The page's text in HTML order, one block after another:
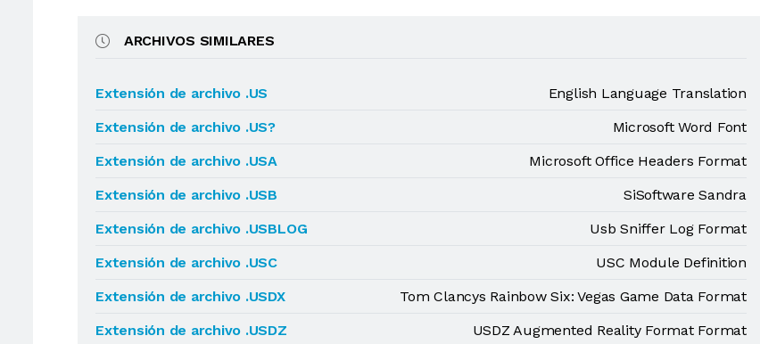
ARCHIVOS SIMILARES
Extensión de archivo .US
English Language Translation
Extensión de archivo .US?
Microsoft Word Font
Extensión de archivo .USA
Microsoft Office Headers Format
Extensión de archivo .USB
SiSoftware Sandra
Extensión de archivo .USBLOG
Usb Sniffer Log Format
Extensión de archivo .USC
USC Module Definition
Extensión de archivo .USDX
Tom Clancys Rainbow Six: Vegas Game Data Format
Extensión de archivo .USDZ
USDZ Augmented Reality Format Format